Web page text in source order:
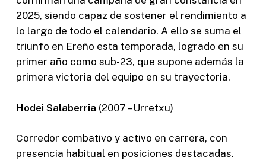
2025, siendo capaz de sostener el rendimiento a
lo largo de todo el calendario. A ello se suma el
triunfo en Ereño esta temporada, logrado en su
primer año como sub-23, que supone además la
primera victoria del equipo en su trayectoria.
Hodei Salaberria (2007 – Urretxu)
Corredor combativo y activo en carrera, con
presencia habitual en posiciones destacadas.